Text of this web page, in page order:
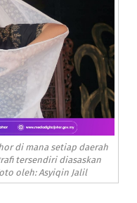
di mana setiap daerah
tersendiri diasaskan
oleh: Asyiqin Jalil